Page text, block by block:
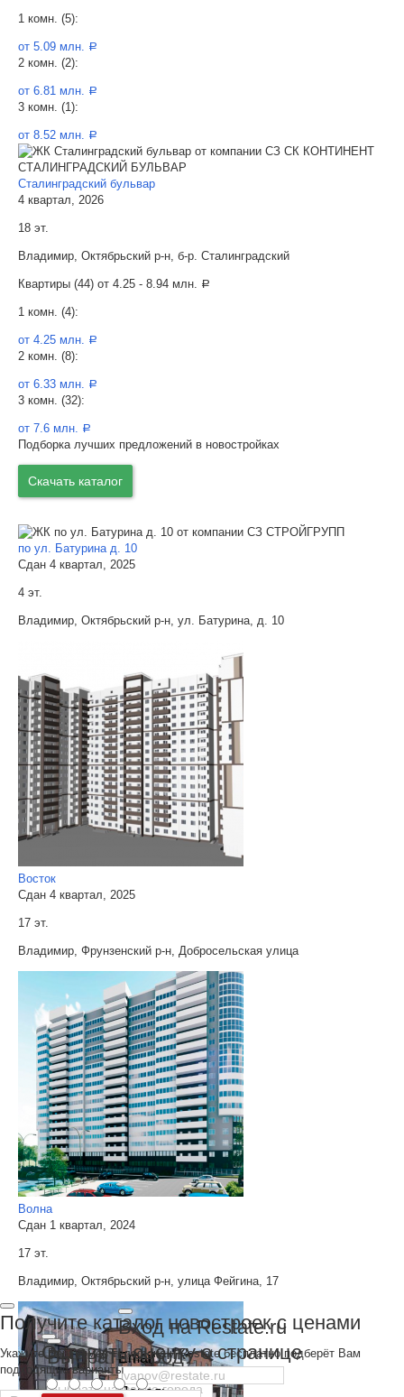
Выбрать город
Вход на Restate.ru
Email
Пароль
1 комн. (5):
от 5.09 млн. a
2 комн. (2):
от 6.81 млн. a
3 комн. (1):
от 8.52 млн. a
Сталинградский бульвар
4 квартал, 2026
18 эт.
Владимир, Октябрьский р-н, б-р. Сталинградский
Квартиры (44) от 4.25 - 8.94 млн. a
1 комн. (4):
от 4.25 млн. a
2 комн. (8):
от 6.33 млн. a
3 комн. (32):
от 7.6 млн. a
Подборка лучших предложений в новостройках
Скачать каталог
Получите каталог новостроек с ценами
Укажите Ваш номер телефона и Restate бесплатно подберёт Вам
подходящие варианты
по ул. Батурина д. 10
Сдан 4 квартал, 2025
4 эт.
Владимир, Октябрьский р-н, ул. Батурина, д. 10
Восток
Сдан 4 квартал, 2025
17 эт.
Владимир, Фрунзенский р-н, Добросельская улица
Волна
Сдан 1 квартал, 2024
17 эт.
Владимир, Октябрьский р-н, улица Фейгина, 17
Оставить оценку о странице